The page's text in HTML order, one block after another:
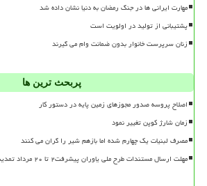
مهارت ایرانی ها در جنگ رمضان به دنیا نشان داده شد
پشتیبانی از تولید در اولویت است
زنان سرپرست خانوار بدون ضمانت وام می گیرند
پربحث ترین ها
اصلاح پروسه صدور مجوزهای زمین پایه در دستور کار
زمان شارژ کوپن تغییر نمود
مصرف لبنیات یک چهارم شده اما بازهم شیر را گران می کنند
مهلت ارسال مستندات طرح ملی یاوران پیشرفت۲ تا ۲۰ مرداد تمدید گردید